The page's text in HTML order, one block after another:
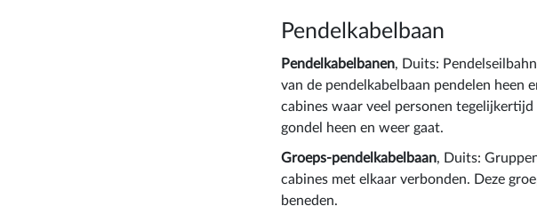
Pendelkabelbaan
Pendelkabelbanen, Duits:
van de pendelkabelbaan pendelen heen
cabines waar veel personen
gondel heen en weer gaat.
Groeps-pendelkabelbaan, Duits:
cabines met elkaar verbonden. Deze
beneden.